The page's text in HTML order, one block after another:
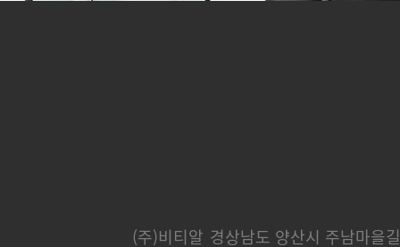
(주)비티알 경상남도 양산시 주남마을